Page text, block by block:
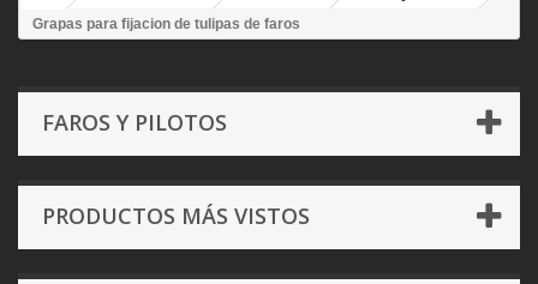
Grapas para fijacion de tulipas de faros
FAROS Y PILOTOS
PRODUCTOS MÁS VISTOS